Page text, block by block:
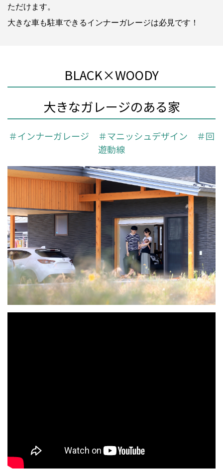
ただけます。
大きな車も駐車できるインナーガレージは必見です！
BLACK×WOODY
大きなガレージのある家
＃インナーガレージ ＃マニッシュデザイン ＃回
遊動線